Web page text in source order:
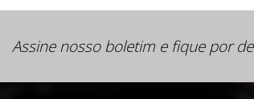
Assine nosso boletim e fique por